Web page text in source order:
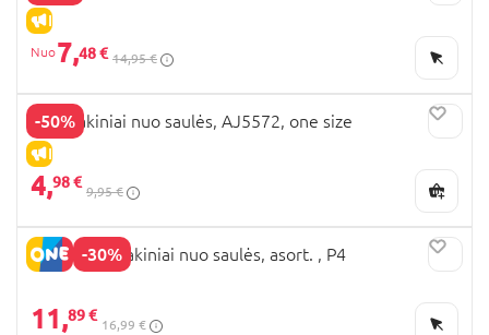
IŠPARDAVIMAS
7,48 € 14,95 €
-50%
IŠPARDAVIMAS
NEXT akiniai nuo saulės, AJ5572, one size
4,98 €
9,95 €
-30%
MINIBRILLA akiniai nuo saulės, asort. , P4
11,89 €
16,99 €